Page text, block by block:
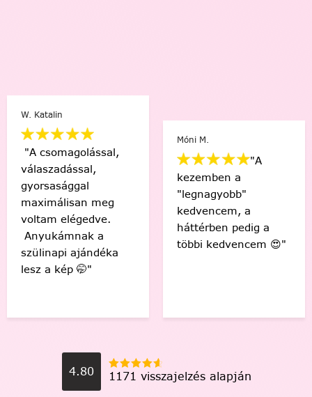
W. Katalin
"A csomagolással,
válaszadással,
gyorsasággal
maximálisan meg
voltam elégedve.
Anyukámnak a
szülinapi ajándéka
lesz a kép 🤭"
Móni M.
"A
kezemben a
"legnagyobb"
kedvencem, a
háttérben pedig a
többi kedvencem 😍"
4.80 1171 visszajelzés alapján